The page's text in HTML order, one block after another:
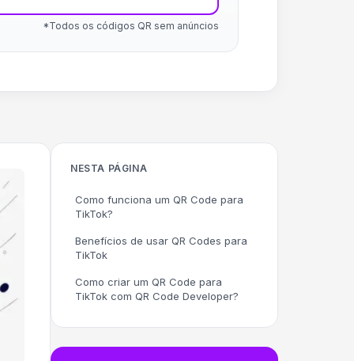
*Todos os códigos QR sem anúncios
NESTA PÁGINA
Como funciona um QR Code para
TikTok?
Benefícios de usar QR Codes para
TikTok
Como criar um QR Code para
TikTok com QR Code Developer?